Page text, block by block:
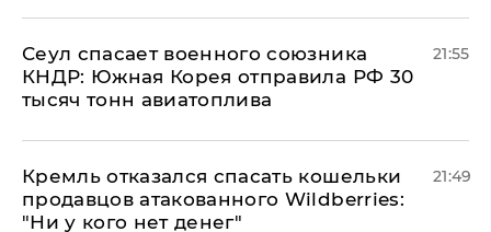
​Сеул спасает военного союзника
КНДР: Южная Корея отправила РФ 30
тысяч тонн авиатоплива
21:55
Кремль отказался спасать кошельки
продавцов атакованного Wildberries:
"Ни у кого нет денег"
21:49